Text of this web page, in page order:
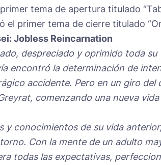
tema de apertura titulado
primer tema de cierre titulado
Jobless Reincarnation
despreciado y oprimido toda
encontró la determinación de
accidente. Pero en un giro del
comenzando una nueva
y conocimientos de su vida
Con la mente de un adulto
todas las expectativas,